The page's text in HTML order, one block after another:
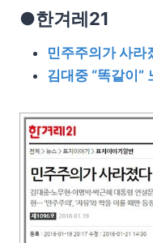
●한겨레21
민주주의가 사라
김대중 “똑같이”